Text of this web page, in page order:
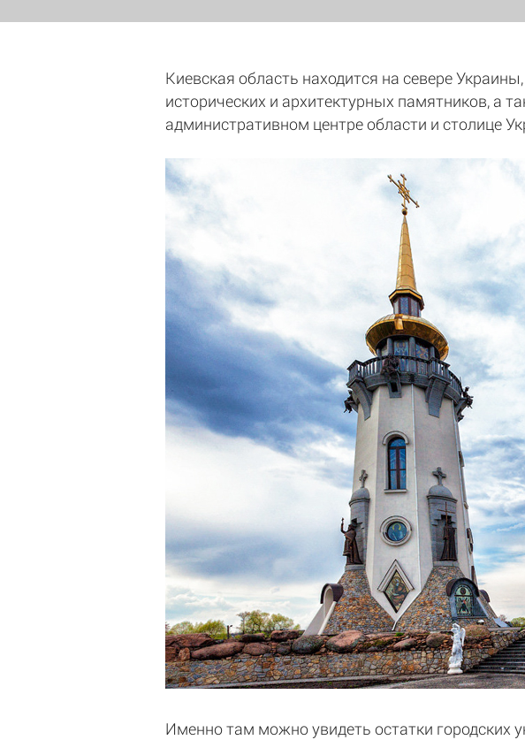
Киевская область находится на севере
исторических и архитектурных памятников, а
административном центре области и столице
Именно там можно увидеть остатки городских